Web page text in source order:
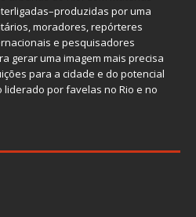
por uma
moradores, repórteres
e pesquisadores
gerar uma imagem mais precisa
para a cidade e do potencial
por favelas no Rio e no